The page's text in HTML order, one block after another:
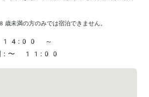
歳未満の方のみでは宿泊できません。
14:00 ～
〜 11:00